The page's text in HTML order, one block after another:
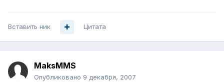
Вставить ник Цитата
MaksMMS
Опубликовано 9 декабря, 2007